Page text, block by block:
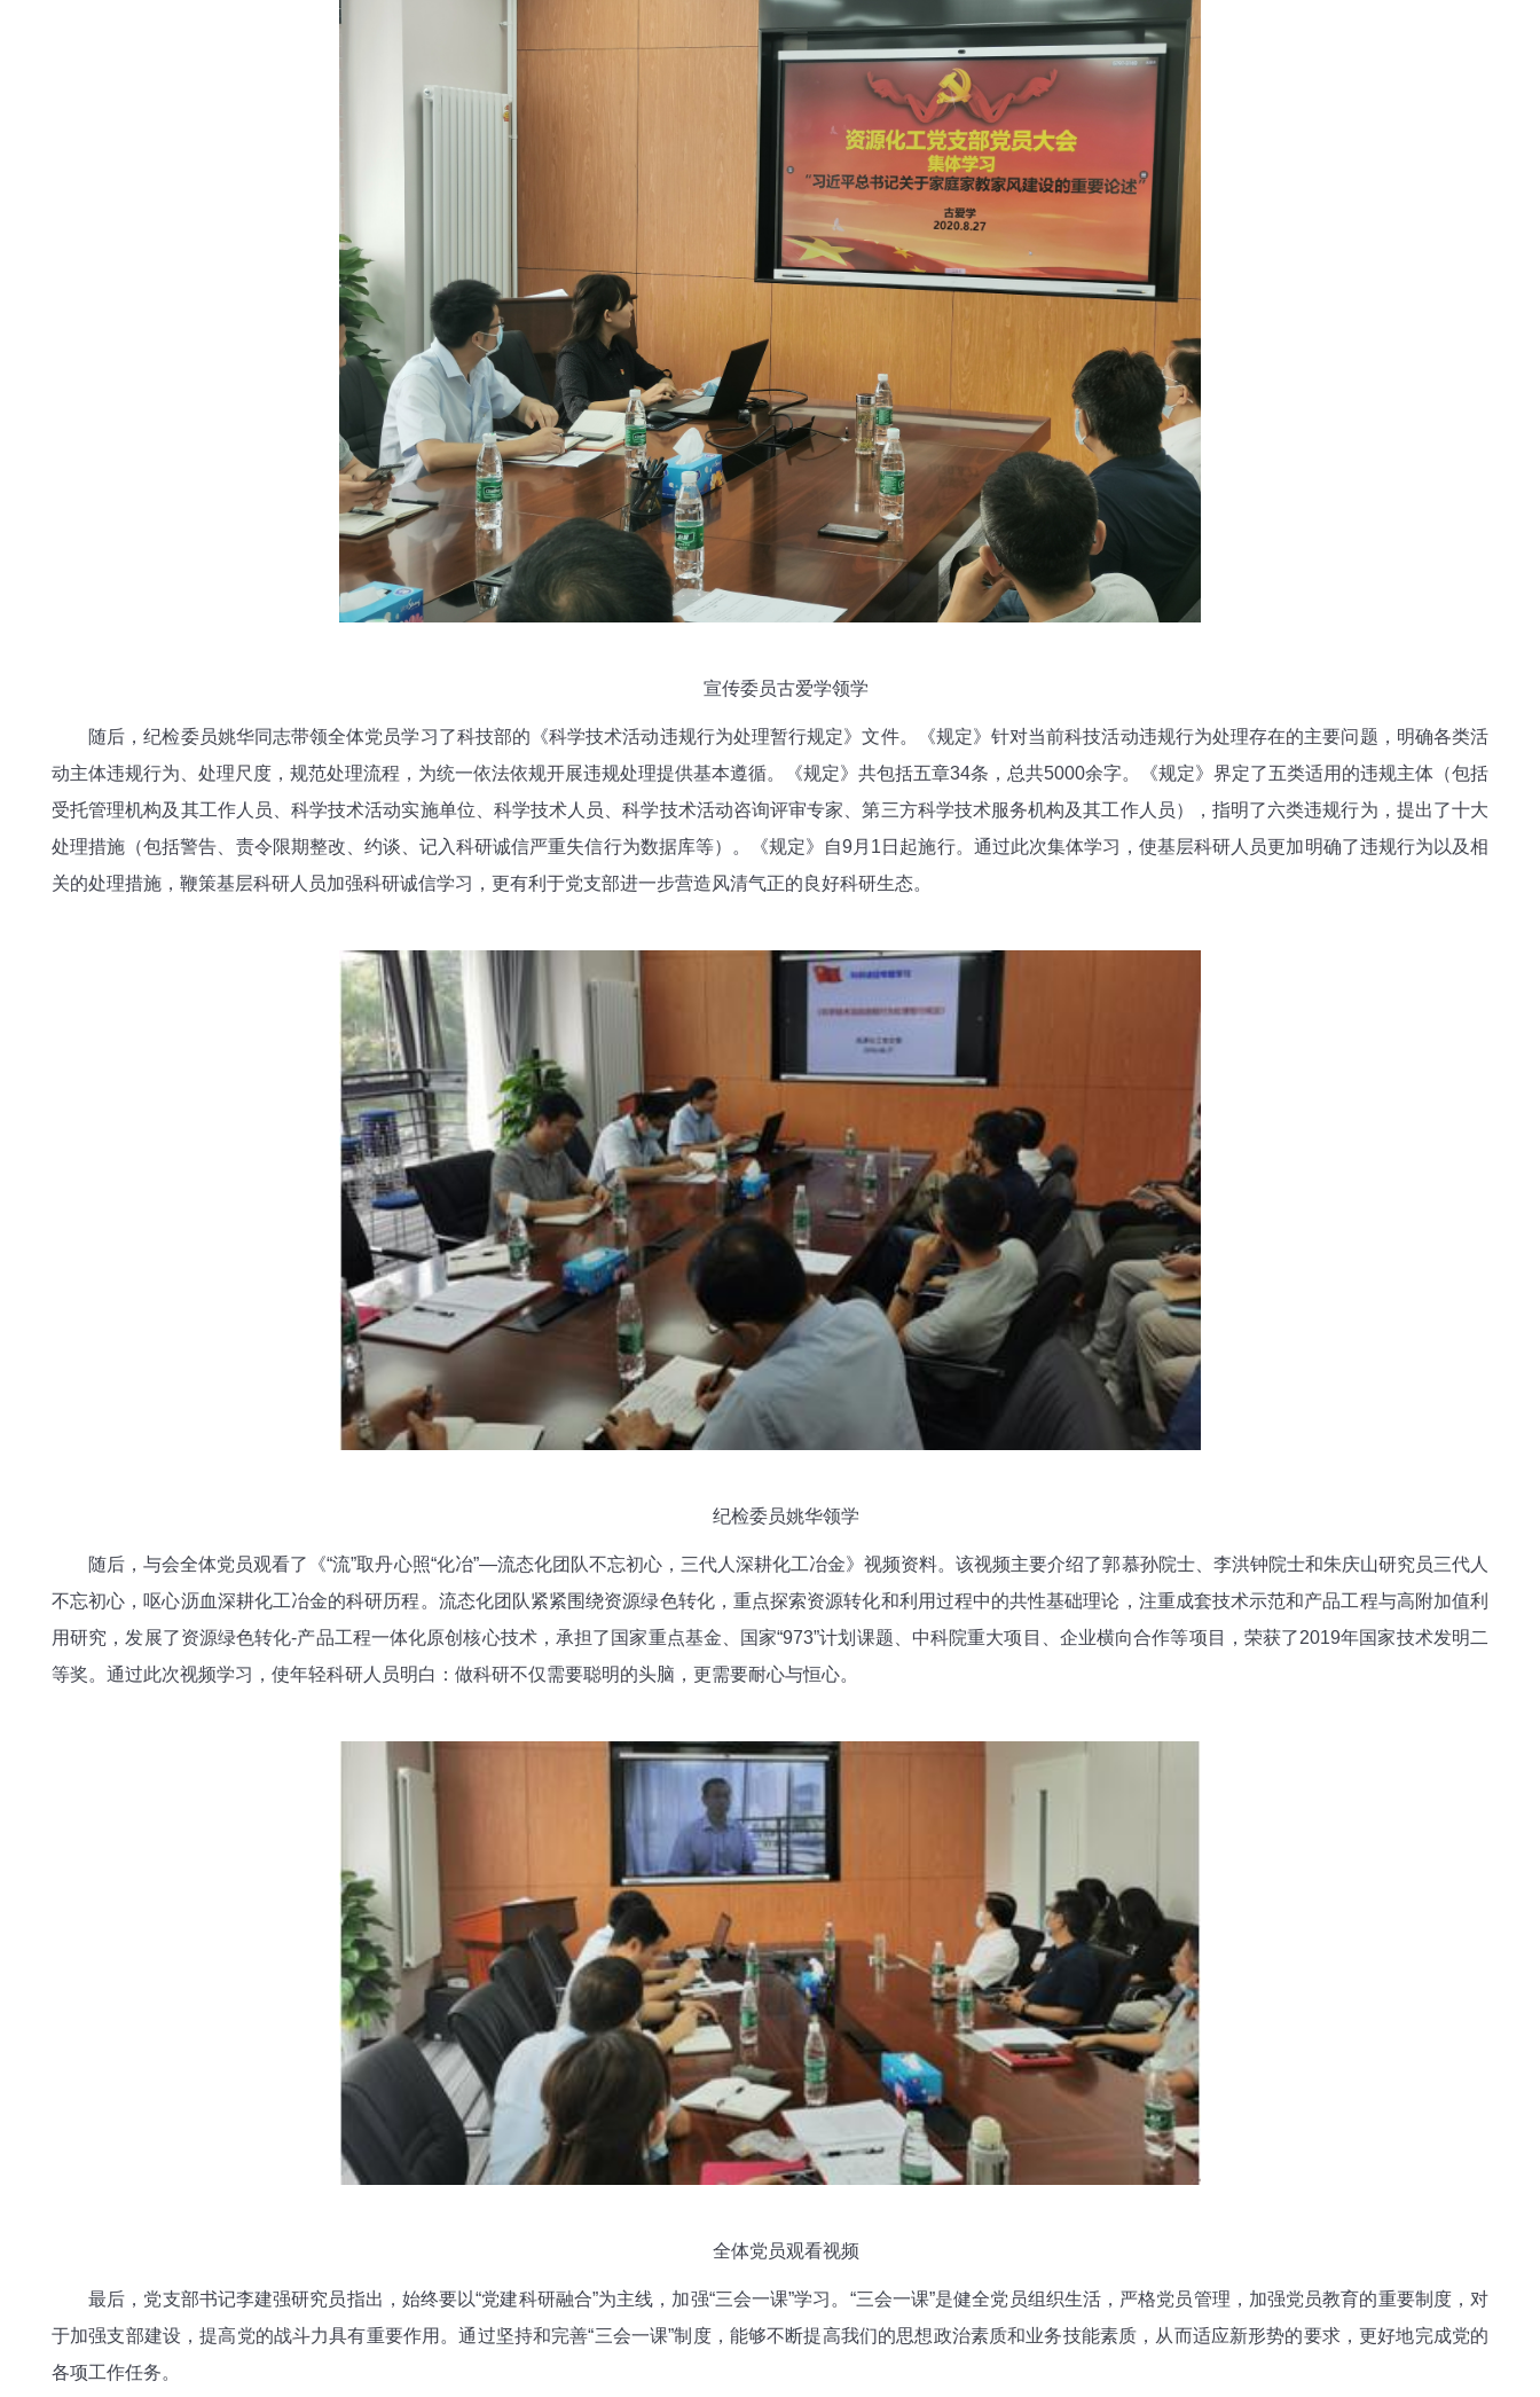
宣传委员古爱学领学
随后，纪检委员姚华同志带领全体党员学习了科技部的《科学技术活动违规行为处理暂行规定》文件。《规定》针对当前科技活动违规行为处理存在的主要问题，明确各类活
动主体违规行为、处理尺度，规范处理流程，为统一依法依规开展违规处理提供基本遵循。《规定》共包括五章34条，总共5000余字。《规定》界定了五类适用的违规主体（包括
受托管理机构及其工作人员、科学技术活动实施单位、科学技术人员、科学技术活动咨询评审专家、第三方科学技术服务机构及其工作人员），指明了六类违规行为，提出了十大
处理措施（包括警告、责令限期整改、约谈、记入科研诚信严重失信行为数据库等）。《规定》自9月1日起施行。通过此次集体学习，使基层科研人员更加明确了违规行为以及相
关的处理措施，鞭策基层科研人员加强科研诚信学习，更有利于党支部进一步营造风清气正的良好科研生态。
纪检委员姚华领学
随后，与会全体党员观看了《“流”取丹心照“化冶”—流态化团队不忘初心，三代人深耕化工冶金》视频资料。该视频主要介绍了郭慕孙院士、李洪钟院士和朱庆山研究员三代人
不忘初心，呕心沥血深耕化工冶金的科研历程。流态化团队紧紧围绕资源绿色转化，重点探索资源转化和利用过程中的共性基础理论，注重成套技术示范和产品工程与高附加值利
用研究，发展了资源绿色转化-产品工程一体化原创核心技术，承担了国家重点基金、国家“973”计划课题、中科院重大项目、企业横向合作等项目，荣获了2019年国家技术发明二
等奖。通过此次视频学习，使年轻科研人员明白：做科研不仅需要聪明的头脑，更需要耐心与恒心。
全体党员观看视频
最后，党支部书记李建强研究员指出，始终要以“党建科研融合”为主线，加强“三会一课”学习。“三会一课”是健全党员组织生活，严格党员管理，加强党员教育的重要制度，对
于加强支部建设，提高党的战斗力具有重要作用。通过坚持和完善“三会一课”制度，能够不断提高我们的思想政治素质和业务技能素质，从而适应新形势的要求，更好地完成党的
各项工作任务。